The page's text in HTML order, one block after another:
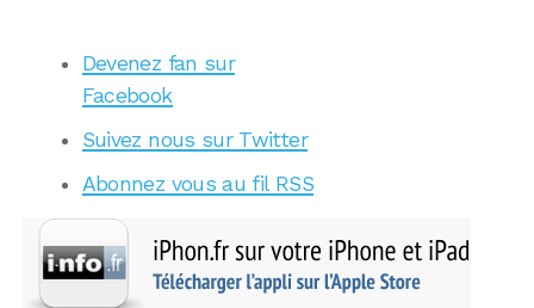
Devenez fan sur
Facebook
Suivez nous sur Twitter
Abonnez vous au fil RSS